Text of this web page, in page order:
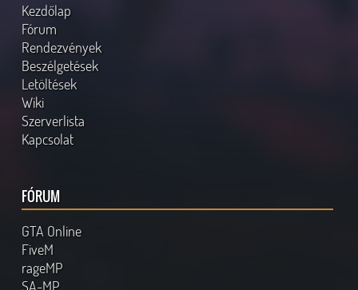
Kezdőlap
Fórum
Rendezvények
Beszélgetések
Letöltések
Wiki
Szerverlista
Kapcsolat
FÓRUM
GTA Online
FiveM
rageMP
SA-MP